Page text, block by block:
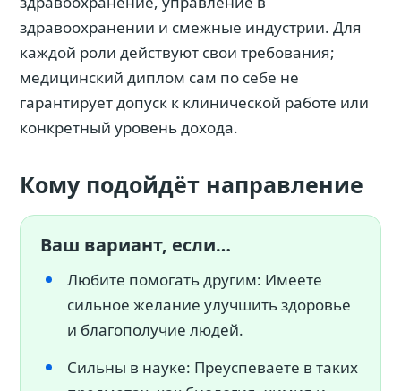
здравоохранении и смежные индустрии. Для
каждой роли действуют свои требования;
медицинский диплом сам по себе не
гарантирует допуск к клинической работе или
конкретный уровень дохода.
Кому подойдёт направление
Ваш вариант, если…
Любите помогать другим: Имеете
сильное желание улучшить здоровье
и благополучие людей.
Сильны в науке: Преуспеваете в таких